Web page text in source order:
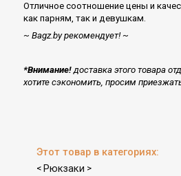
Отличное соотношение цены и
как парням, так и девушкам.
~ Bagz.by рекомендует! ~
*Внимание!доставка этого товара
хотите сэкономить, просим
Этот товар в категориях:
< Рюкзаки >